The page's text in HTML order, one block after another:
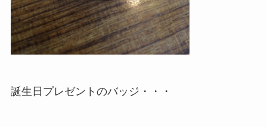
誕生日プレゼントのバッジ・・・